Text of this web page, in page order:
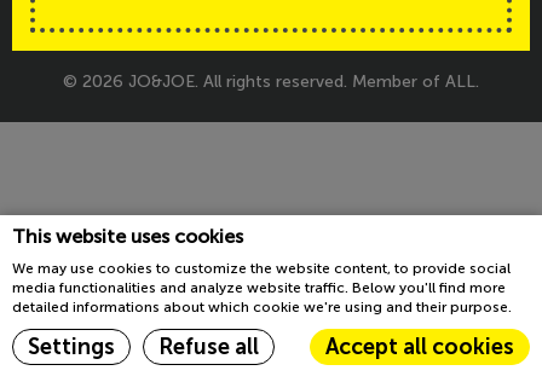
This website uses cookies
We may use cookies to customize the website content, to provide social
media functionalities and analyze website traffic. Below you'll find more
detailed informations about which cookie we're using and their purpose.
Settings Refuse all Accept all cookies
© 2026 JO&JOE. All rights reserved. Member of ALL.